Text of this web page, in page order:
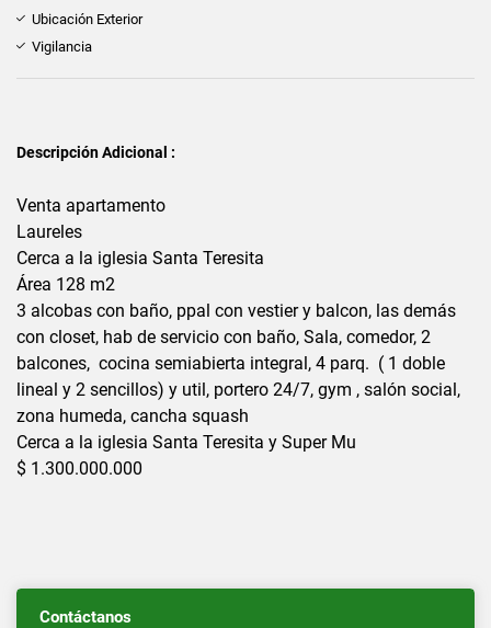
Ubicación Exterior
Vigilancia
Descripción Adicional :
Venta apartamento
Laureles
Cerca a la iglesia Santa Teresita
Área 128 m2
3 alcobas con baño, ppal con vestier y balcon, las demás
con closet, hab de servicio con baño, Sala, comedor, 2
balcones, cocina semiabierta integral, 4 parq. ( 1 doble
lineal y 2 sencillos) y util, portero 24/7, gym , salón social,
zona humeda, cancha squash
Cerca a la iglesia Santa Teresita y Super Mu
$ 1.300.000.000
Contáctanos